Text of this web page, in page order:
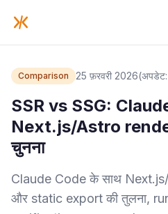
Comparison 25 फ़रवरी 2026
SSR vs SSG:
Next.js/Astro
चुनना
Claude Code के साथ
और static export की तुलना,